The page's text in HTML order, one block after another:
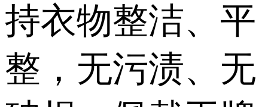
持衣物整洁、平
整，无污渍、无